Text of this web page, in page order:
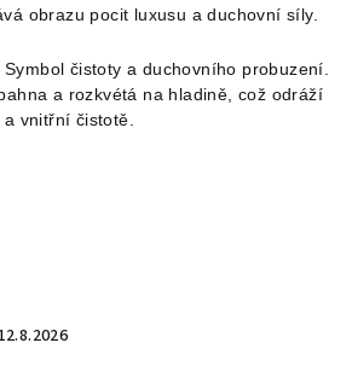
obrazu pocit luxusu a duchovní síly.
Symbol čistoty a duchovního probuzení.
a rozkvétá na hladině, což odráží
vnitřní čistotě.
12.8.2026